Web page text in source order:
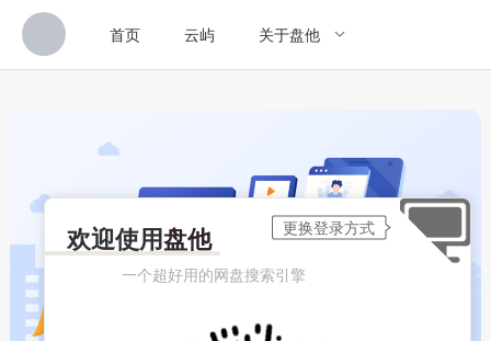
首页 云屿 关于盘他
欢迎使用盘他
一个超好用的网盘搜索引擎